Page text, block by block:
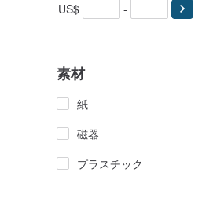
US$
-
素材
紙
磁器
プラスチック